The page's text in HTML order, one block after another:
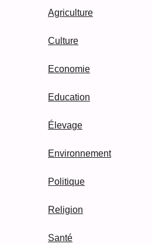
Agriculture
Culture
Economie
Education
Élevage
Environnement
Politique
Religion
Santé